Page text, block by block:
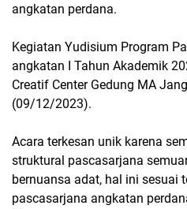
angkatan perdana.
Kegiatan Yudisium Program
angkatan I Tahun Akademik
Creatif Center Gedung MA
(09/12/2023).
Acara terkesan unik karena
struktural pascasarjana
bernuansa adat, hal ini sesuai
pascasarjana angkatan